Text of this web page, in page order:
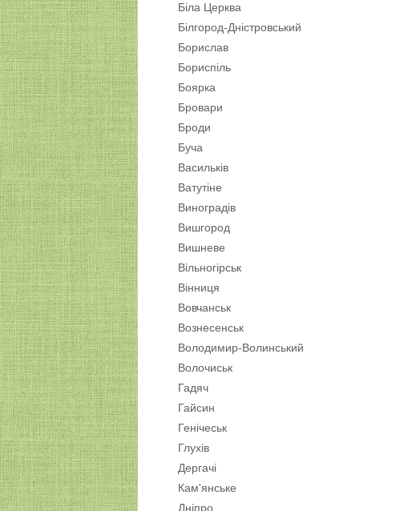
Біла Церква
Білгород-Дністровський
Борислав
Бориспіль
Боярка
Бровари
Броди
Буча
Васильків
Ватутіне
Виноградів
Вишгород
Вишневе
Вільногірськ
Вінниця
Вовчанськ
Вознесенськ
Володимир-Волинський
Волочиськ
Гадяч
Гайсин
Генічеськ
Глухів
Дергачі
Кам'янське
Дніпро